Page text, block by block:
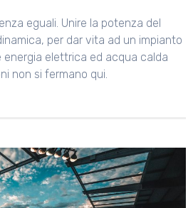
eguali. Unire la potenza del
per dar vita ad un impianto
energia elettrica ed acqua calda
non si fermano qui.